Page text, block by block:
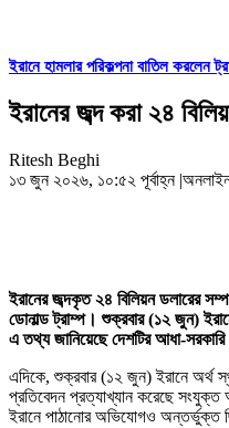
ইরানে হামলার পরিকল্পনা বাতিল করলেন
ইরানের জব্দ করা ২৪
Ritesh Beghi
১৩ জুন ২০২৬, ১০:৫২ পূর্বাহ্ন |
ইরানের জব্দকৃত ২৪ বিলিয়ন ডলারের
ডোনাল্ড ট্রাম্প। শুক্রবার (১২ জুন)
এ তথ্য জানিয়েছে দেশটির আধা-সরকারি
এদিকে, শুক্রবার (১২ জুন) ইরানে অর্থ
প্রতিবেদন প্রত্যাখ্যান করেছে
ইরানে পাঠানোর অভিযোগও অন্তর্ভুক্ত